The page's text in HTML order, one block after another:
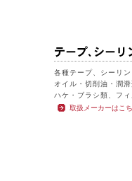
各種テープ、シーリ
オイル・切削油・潤
ハケ・ブラシ類、フ
取扱メーカーはこ